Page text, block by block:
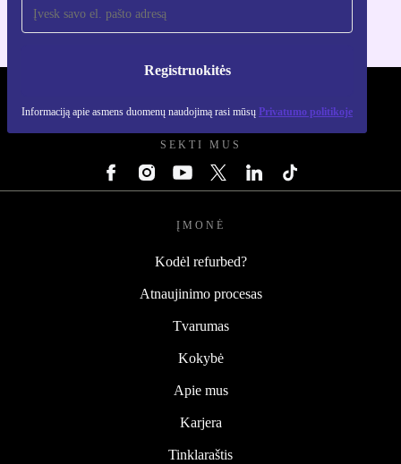
Registruokitės
Informaciją apie asmens duomenų naudojimą rasi mūsų Privatumo politikoje
SEKTI MUS
ĮMONĖ
Kodėl refurbed?
Atnaujinimo procesas
Tvarumas
Kokybė
Apie mus
Karjera
Tinklaraštis